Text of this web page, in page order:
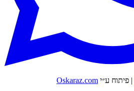
| פיתוח ע״י Oskaraz.com